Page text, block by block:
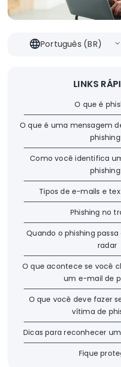
Português (BR)
LINKS
O que é
O que é uma mensagem
Como você identifica
Tipos de e-mails e
Phishing no
Quando o phishing
radar
O que acontece se você
um e-mail de
O que você deve fazer
vítima de
Dicas para reconhecer
Fique